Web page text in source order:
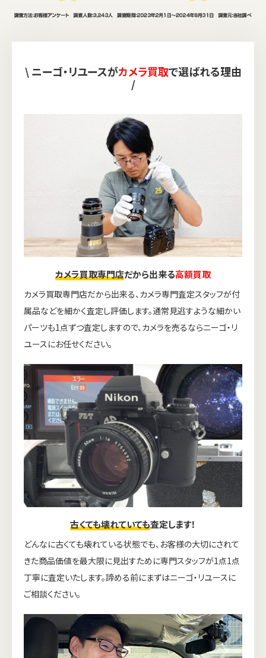
\ ニーゴ・リユースがカメラ買取で選ばれる理由
/
カメラ買取専門店だから出来る高額買取
カメラ買取専門店だから出来る、カメラ専門査定スタッフが付
属品などを細かく査定し評価します。通常見逃すような細かい
パーツも1点ずつ査定しますので、カメラを売るならニーゴ・リ
ユースにお任せください。
古くても壊れていても査定します！
どんなに古くても壊れている状態でも、お客様の大切にされて
きた商品価値を最大限に見出すために専門スタッフが1点1点
丁寧に査定いたします。諦める前にまずはニーゴ・リユースに
ご相談ください。